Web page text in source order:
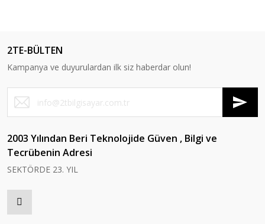
2TE-BÜLTEN
Kampanya ve duyurulardan ilk siz haberdar olun!
2003 Yılından Beri Teknolojide Güven , Bilgi ve
Tecrübenin Adresi
SEKTÖRDE 23. YIL